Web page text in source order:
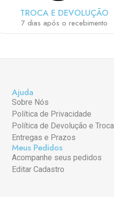
TROCA E DEVOLUÇÃO
7 dias após o recebimento
Ajuda
Sobre Nós
Política de Privacidade
Política de Devolução e
Entregas e Prazos
Meus Pedidos
Acompanhe seus pedidos
Editar Cadastro